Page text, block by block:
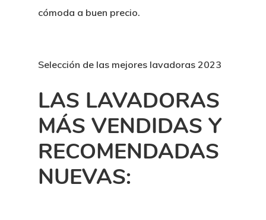
cómoda a buen precio.
Selección de las mejores lavadoras 2023
LAS LAVADORAS
MÁS VENDIDAS Y
RECOMENDADAS
NUEVAS: